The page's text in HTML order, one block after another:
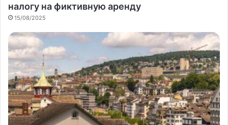
налогу на фиктивную аренду
15/08/2025